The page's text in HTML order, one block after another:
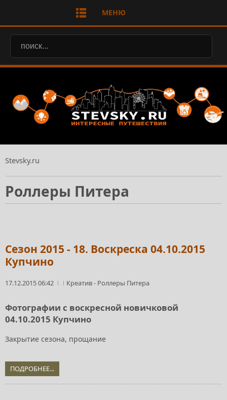
МЕНЮ
Stevsky.ru
Роллеры Питера
Сезон 2015 - 18. Воскреска 04.10.2015
Купчино
17.12.2015 06:42 Креатив- Роллеры Питера
Фотографии с воскресной новичковой
04.10.2015 Купчино
Закрытие сезона, прощание
ПОДРОБНЕЕ...